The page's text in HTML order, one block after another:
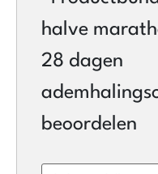
halve
28 dagen
beoordelen